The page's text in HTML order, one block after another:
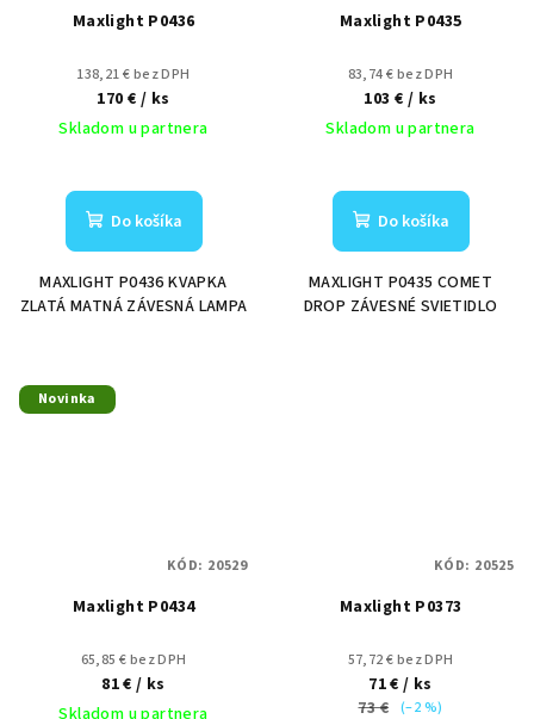
Maxlight P0436
138,21 € bez DPH
170 € / ks
Skladom u partnera
Do košíka
MAXLIGHT P0436 KVAPKA
ZLATÁ MATNÁ ZÁVESNÁ LAMPA
Maxlight P0435
83,74 € bez DPH
103 € / ks
Skladom u partnera
Do košíka
MAXLIGHT P0435 COMET
DROP ZÁVESNÉ SVIETIDLO
Novinka
Maxlight P0434
65,85 € bez DPH
81 €/ ks
Skladom u partnera
KÓD: 20529
Maxlight P0373
57,72 € bez DPH
71 €/ ks
73 € (–2 %)
KÓD: 20525